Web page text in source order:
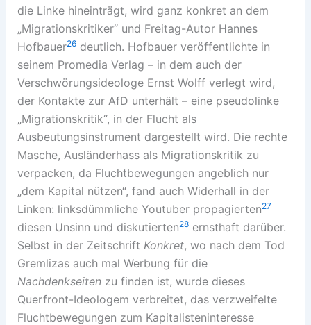
die Linke hineinträgt, wird ganz konkret an dem
„Migrationskritiker“ und Freitag-Autor Hannes
Hofbauer26deutlich. Hofbauer veröffentlichte in
seinem Promedia Verlag – in dem auch der
Verschwörungsideologe Ernst Wolff verlegt wird,
der Kontakte zur AfD unterhält – eine pseudolinke
„Migrationskritik“, in der Flucht als
Ausbeutungsinstrument dargestellt wird. Die rechte
Masche, Ausländerhass als Migrationskritik zu
verpacken, da Fluchtbewegungen angeblich nur
„dem Kapital nützen“, fand auch Widerhall in der
Linken: linksdümmliche Youtuber propagierten27
diesen Unsinn und diskutierten28ernsthaft darüber.
Selbst in der Zeitschrift Konkret, wo nach dem Tod
Gremlizas auch mal Werbung für die
Nachdenkseitenzu finden ist, wurde dieses
Querfront-Ideologem verbreitet, das verzweifelte
Fluchtbewegungen zum Kapitalisteninteresse